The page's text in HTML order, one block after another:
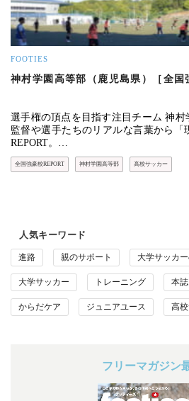
FOOTIES
神村学園高等部（鹿児島県）［全国
選手権の頂点を目指す注目チーム 神
監督や選手たちのリアルな言葉から「
REPORT。…
全国強豪校REPORT 神村学園高等部 高校サッカー
人気キーワード
進路 親のサポート 大学サッカ
大学サッカー トレーニング 本誌
からだケア ジュニアユース 高
フリーマガジン